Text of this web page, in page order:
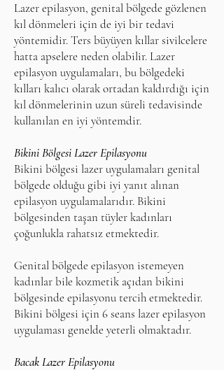
Lazer epilasyon, genital bölgede gözlenen
kıl dönmeleri için de iyi bir tedavi
yöntemidir. Ters büyüyen kıllar sivilcelere
hatta apselere neden olabilir. Lazer
epilasyon uygulamaları, bu bölgedeki
kılları kalıcı olarak ortadan kaldırdığı için
kıl dönmelerinin uzun süreli tedavisinde
kullanılan en iyi yöntemdir.
Bikini Bölgesi Lazer Epilasyonu
Bikini bölgesi lazer uygulamaları genital
bölgede olduğu gibi iyi yanıt alınan
epilasyon uygulamalarıdır. Bikini
bölgesinden taşan tüyler kadınları
çoğunlukla rahatsız etmektedir.
Genital bölgede epilasyon istemeyen
kadınlar bile kozmetik açıdan bikini
bölgesinde epilasyonu tercih etmektedir.
Bikini bölgesi için 6 seans lazer epilasyon
uygulaması genelde yeterli olmaktadır.
Bacak Lazer Epilasyonu